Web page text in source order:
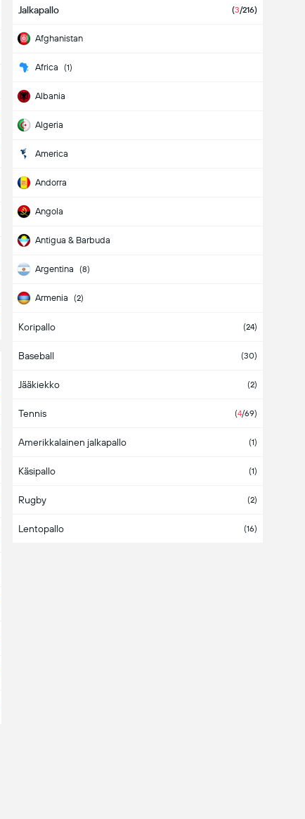
Jalkapallo (3/216)
Afghanistan
Africa (1)
Albania
Algeria
America
Andorra
Angola
Antigua & Barbuda
Argentina (8)
Armenia (2)
Aruba
Koripallo (24)
Baseball (30)
Jääkiekko (2)
Tennis (4/69)
Amerikkalainen jalkapallo (1)
Käsipallo (1)
Rugby (2)
Lentopallo (16)